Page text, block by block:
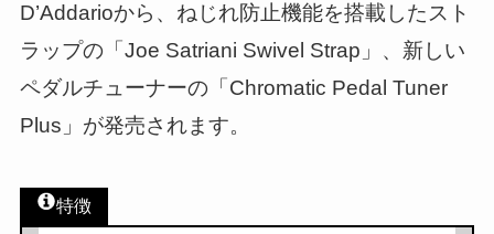
D’Addarioから、ねじれ防止機能を搭載したスト
ラップの「Joe Satriani Swivel Strap」、新しい
ペダルチューナーの「Chromatic Pedal Tuner
Plus」が発売されます。
特徴